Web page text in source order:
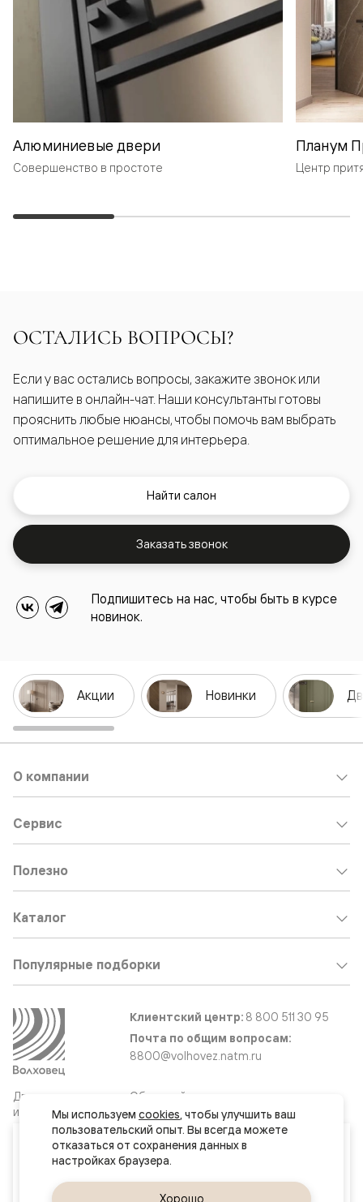
Ваш город
Алюминиевые двери
Совершенство в простоте
Планум
Центр
ОСТАЛИСЬ ВОПРОСЫ?
Если у вас остались вопросы, закажите звонок или
напишите в онлайн-чат. Наши консультанты готовы
прояснить любые нюансы, чтобы помочь вам выбрать
оптимальное решение для интерьера.
Найти салон
Заказать звонок
Подпишитесь на нас, чтобы быть в курсе
новинок.
Акции Новинки
Двери
и интерьерные
решения
О компании
Сервис
Полезно
Каталог
Популярные подборки
Клиентский центр: 8 800 511 30 95
Почта по общим вопросам:
8800@volhovez.natm.ru
Обратный звонок
Сайт не является публичной офертой
Правовая информация
Мы используем cookies, чтобы улучшить ваш
пользовательский опыт. Вы всегда можете
отказаться от сохранения данных в
Хорошо